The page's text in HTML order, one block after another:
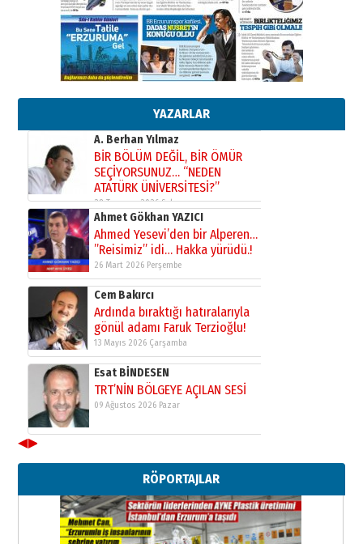
YAZARLAR
28 Temmuz 2026 Salı
Ahmet Gökhan YAZICI
Ahmed Yesevi’den bir Alperen…
”Reisimiz” idi… Hakka yürüdü.!
26 Mart 2026 Perşembe
Cem Bakırcı
Ardında bıraktığı hatıralarıyla
gönül adamı Faruk Terzioğlu!
13 Mayıs 2026 Çarşamba
Esat BİNDESEN
TRT’NİN BÖLGEYE AÇILAN SESİ
09 Ağustos 2026 Pazar
Kadir SABUNCUOĞLU
Erzurumspor’un köşe taşları
29 Haziran 2026 Pazartesi
Kenan GÜLERCİ
Murat Şahsuvaroğlu ERKON’da
çıtayı yukarı taşırken,
yönetimdekiler aşağı
çekmemeli!
17 Şubat 2026 SalıOrhan BOZKURT
31 Mart 2026 Salı
A. Berhan Yılmaz
BİR BÖLÜM DEĞİL, BİR ÖMÜR
SEÇİYORSUNUZ… “NEDEN
ATATÜRK ÜNİVERSİTESİ?”
◀▶
RÖPORTAJLAR